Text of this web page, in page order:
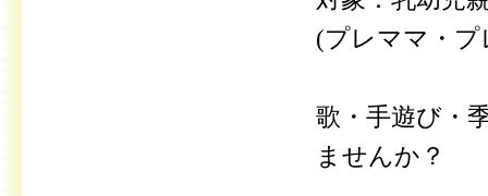
(プレママ・
歌・手遊び・
ませんか？